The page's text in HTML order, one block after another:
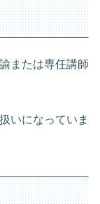
または専任講師
いになっていま